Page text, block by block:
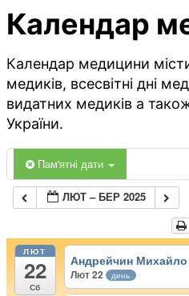
Календар
Календар медицини
медиків, всесвітні дні
видатних медиків а
України.
Пам'ятні дати
ЛЮТ – БЕР 2025
ЛЮТ
22
Сб
Андрейчин Михайло
Лют 22 день